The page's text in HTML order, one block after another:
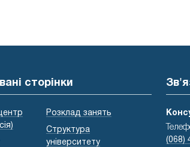
сторінки
Розклад занять
Структура
університету
(068)